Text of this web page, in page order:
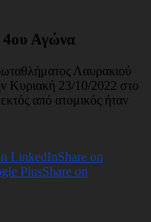
4ου Αγώνα
Λαυρακιού
Κυριακή 23/10/2022 στο
από ατομικός ήταν
LinkedInShare on
PlusShare on